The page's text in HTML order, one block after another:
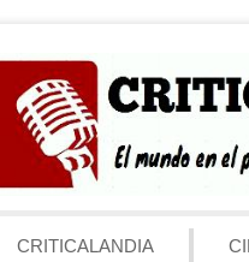
Menú
CRITICALANDIA